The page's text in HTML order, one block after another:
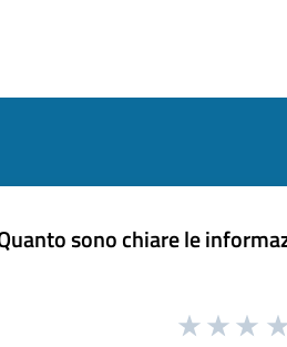
sono chiare le